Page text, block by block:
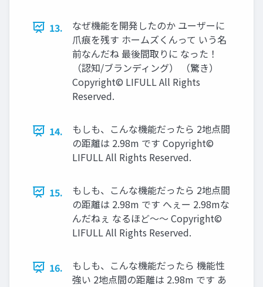
13.
なぜ機能を開発したのか ユーザーに
爪痕を残す ホームズくんって いう名
前なんだね 最後間取りに なった！
（認知/ブランディング） （驚き）
Copyright© LIFULL All Rights
Reserved.
14.
もしも、こんな機能だったら 2地点間
の距離は 2.98m です Copyright©
LIFULL All Rights Reserved.
15.
もしも、こんな機能だったら 2地点間
の距離は 2.98m です へぇー 2.98mな
んだねぇ なるほど〜〜 Copyright©
LIFULL All Rights Reserved.
16.
もしも、こんな機能だったら 機能性
強い 2地点間の距離は 2.98m です あ